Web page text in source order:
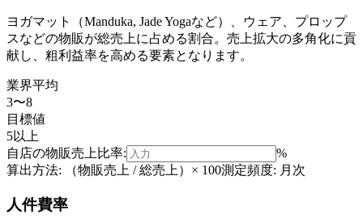
ヨガマット（Manduka, Jade Yogaなど）、ウェア、プロップ
スなどの物販が総売上に占める割合。売上拡大の多角化に貢
献し、粗利益率を高める要素となります。
業界平均
3〜8
目標値
5以上
自店の物販売上比率:
%
算出方法:
（物販売上 / 総売上）× 100測定頻度: 月次
人件費率